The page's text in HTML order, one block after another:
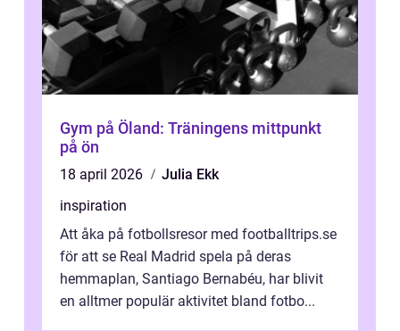
Gym på Öland: Träningens mittpunkt
på ön
18 april 2026
Julia Ekk
inspiration
Att åka på fotbollsresor med footballtrips.se
för att se Real Madrid spela på deras
hemmaplan, Santiago Bernabéu, har blivit
en alltmer populär aktivitet bland fotbo...